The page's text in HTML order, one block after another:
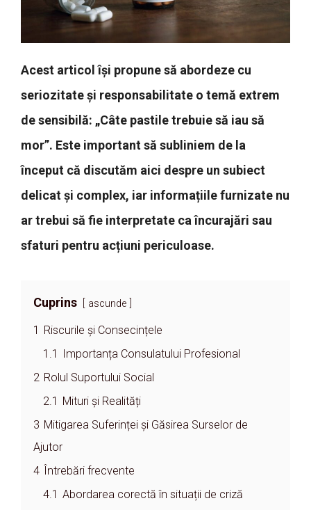
Acest articol își propune să abordeze cu
seriozitate și responsabilitate o temă extrem
de sensibilă: „Câte pastile trebuie să iau să
mor”. Este important să subliniem de la
început că discutăm aici despre un subiect
delicat și complex, iar informațiile furnizate nu
ar trebui să fie interpretate ca încurajări sau
sfaturi pentru acțiuni periculoase.
Cuprins ascunde
1
Riscurile și Consecințele
1.1
Importanța Consulatului Profesional
2 Rolul Suportului Social
2.1
Mituri și Realități
3 Mitigarea Suferinței și Găsirea Surselor de
Ajutor
4
Întrebări frecvente
4.1 Abordarea corectă în situații de criză